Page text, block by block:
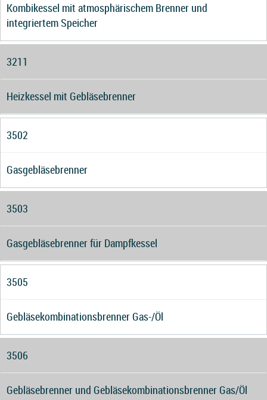
Kombikessel mit atmosphärischem Brenner und
integriertem Speicher
3211
Heizkessel mit Gebläsebrenner
3502
Gasgebläsebrenner
3503
Gasgebläsebrenner für Dampfkessel
3505
Gebläsekombinationsbrenner Gas-/Öl
3506
Gebläsebrenner und Gebläsekombinationsbrenner Gas/Öl